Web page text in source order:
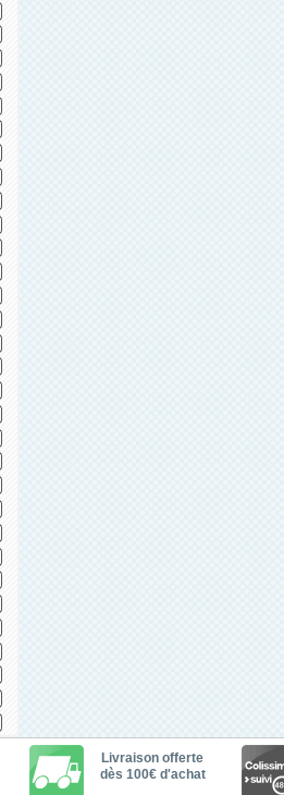
Livraison offerte
dès 100€ d'achat